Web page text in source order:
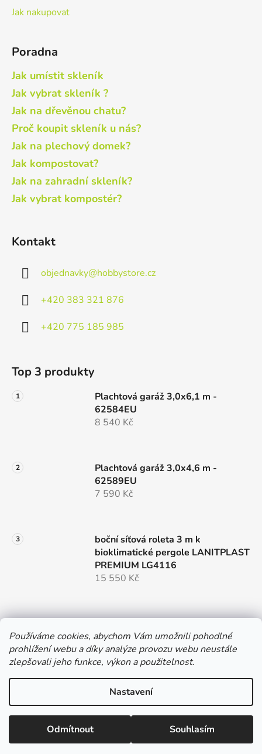
Používáme cookies, abychom Vám umožnili pohodlné
prohlížení webu a díky analýze provozu webu neustále
zlepšovali jeho funkce, výkon a použitelnost.
Nastavení
Odmítnout Souhlasím
Jak nakupovat
Poradna
Jak umístit skleník
Jak vybrat skleník ?
Jak na dřevěnou chatu?
Proč koupit skleník u nás?
Jak na plechový domek?
Jak kompostovat?
Jak na zahradní skleník?
Jak vybrat kompostér?
Kontakt
objednavky@hobbystore.cz
+420 383 321 876
+420 775 185 985
Top 3 produkty
Plachtová garáž 3,0x6,1 m -
62584EU
8 540 Kč
Plachtová garáž 3,0x4,6 m -
62589EU
7 590 Kč
boční síťová roleta 3 m k
bioklimatické pergole LANITPLAST
PREMIUM LG4116
15 550 Kč
e-shop provozuje
Vytvořil Shoptet
Copyright 2026
. Všechna práva
vyhrazena.